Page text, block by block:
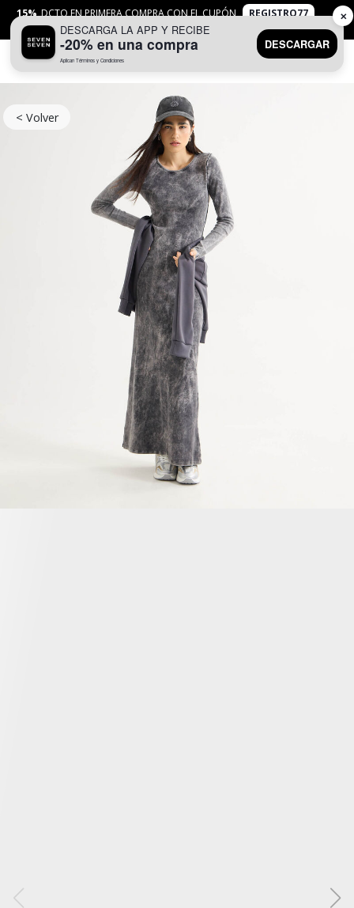
15% DCTO EN PRIMERA COMPRA CON EL CUPÓN
REGISTRO77
APLICANTYC
< Volver
DESCARGA LA APP Y RECIBE
-20% en una compra
Aplican Términos y Condiciones
DESCARGAR
✕